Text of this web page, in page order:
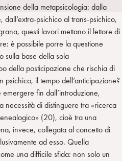
della metapsicologia: dalla
psichico al trans-psichico,
questi lavori mettano il lettore di
è possibile porre la questione
sulla base della sola
della posticipazione che rischia di
psichico, il tempo dell’anticipazione?
fin dall’introduzione,
necessità di distinguere tra «ricerca
(20), cioè tra una
invece, collegata al concetto di
ad esso. Quella
una difficile sfida: non solo un